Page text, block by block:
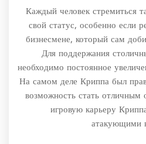
Каждый человек стремиться
свой статус, особенно если
бизнесмене, который сам
Для поддержания
необходимо постоянное
На самом деле Криппа был
возможность стать
игровую карьеру
атакующими